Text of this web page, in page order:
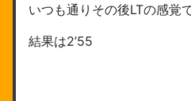
いつも通りその後LTの感覚
結果は2’55